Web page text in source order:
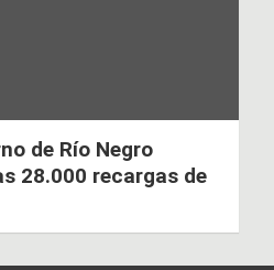
de Río Negro
28.000 recargas de